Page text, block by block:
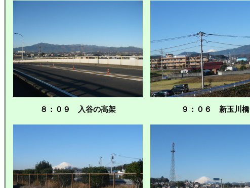
８：０９ 入谷の高架 ９：０６ 新玉川橋